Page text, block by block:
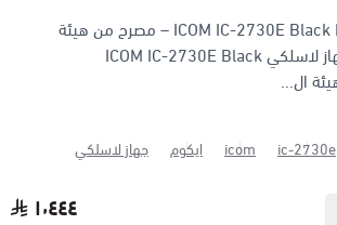
منتجات شركة فاس FAS
الأجهزة مضادة الانفجار (ATEX)
جهاز لاسلكي ICOM IC-2730E Black Edition – مصرح من هيئة
الاتصالاتاحصل على جهاز لاسلكي ICOM IC-2730E Black
ic-2730e
icom ايكوم جهاز لاسلكي
١٬٤٤٤